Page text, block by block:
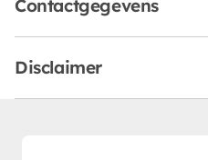
Contactgegevens
Disclaimer